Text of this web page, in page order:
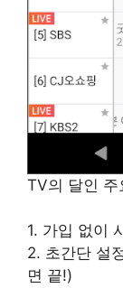
TV의 달인 주
1. 가입 없이
2. 초간단 설
면 끝!)